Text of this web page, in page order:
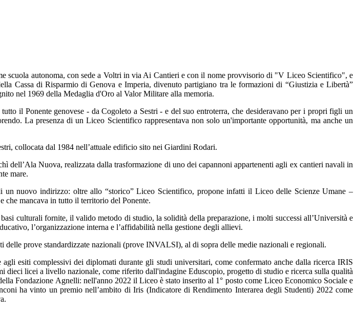
scuola autonoma, con sede a Voltri in via Ai Cantieri e con il nome provvisorio di "V Liceo Scientifico", e
Cassa di Risparmio di Genova e Imperia, divenuto partigiano tra le formazioni di “Giustizia e Libertà”
nel 1969 della Medaglia d'Oro al Valor Militare alla memoria.
il Ponente genovese - da Cogoleto a Sestri - e del suo entroterra, che desideravano per i propri figli un
La presenza di un Liceo Scientifico rappresentava non solo un'importante opportunità, ma anche un
collocata dal 1984 nell’attuale edificio sito nei Giardini Rodari.
dell’Ala Nuova, realizzata dalla trasformazione di uno dei capannoni appartenenti agli ex cantieri navali in
mare.
nuovo indirizzo: oltre allo “storico” Liceo Scientifico, propone infatti il Liceo delle Scienze Umane –
che mancava in tutto il territorio del Ponente.
culturali fornite, il valido metodo di studio, la solidità della preparazione, i molti successi all’Università e
l’organizzazione interna e l’affidabilità nella gestione degli allievi.
prove standardizzate nazionali (prove INVALSI), al di sopra delle medie nazionali e regionali.
esiti complessivi dei diplomati durante gli studi universitari, come confermato anche dalla ricerca IRIS
licei a livello nazionale, come riferito dall'indagine Eduscopio, progetto di studio e ricerca sulla qualità
Fondazione Agnelli: nell'anno 2022 il Liceo è stato inserito al 1° posto come Liceo Economico Sociale e
ha vinto un premio nell’ambito di Iris (Indicatore di Rendimento Interarea degli Studenti) 2022 come